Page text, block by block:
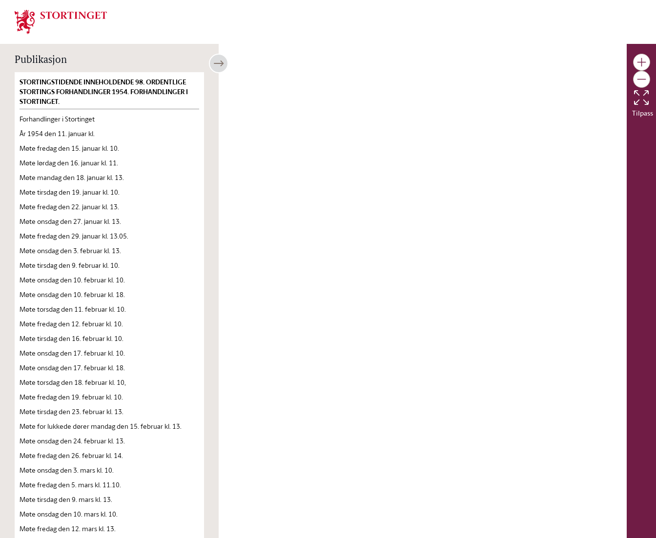
Stortinget.no
Publikasjon
STORTINGSTIDENDE INNEHOLDENDE 98. ORDENTLIGE
STORTINGS FORHANDLINGER 1954. FORHANDLINGER I
STORTINGET.
Forhandlinger i Stortinget
År 1954 den 11. januar kl.
Møte fredag den 15. januar kl. 10.
Møte lørdag den 16. januar kl. 11.
Møte mandag den 18. januar kl. 13.
Møte tirsdag den 19. januar kl. 10.
Møte fredag den 22. januar kl. 13.
Møte onsdag den 27. januar kl. 13.
Møte fredag den 29. januar kl. 13.05.
Møte onsdag den 3. februar kl. 13.
Møte tirsdag den 9. februar kl. 10.
Møte onsdag den 10. februar kl. 10.
Møte onsdag den 10. februar kl. 18.
Møte torsdag den 11. februar kl. 10.
Møte fredag den 12. februar kl. 10.
Møte tirsdag den 16. februar kl. 10.
Møte onsdag den 17. februar kl. 10.
Møte onsdag den 17. februar kl. 18.
Møte torsdag den 18. februar kl. 10,
Møte fredag den 19. februar kl. 10.
Møte tirsdag den 23. februar kl. 13.
Møte for lukkede dører mandag den 15. februar kl. 13.
Møte onsdag den 24. februar kl. 13.
Møte fredag den 26. februar kl. 14.
Møte onsdag den 3. mars kl. 10.
Møte fredag den 5. mars kl. 11.10.
Møte tirsdag den 9. mars kl. 13.
Møte onsdag den 10. mars kl. 10.
Møte fredag den 12. mars kl. 13.